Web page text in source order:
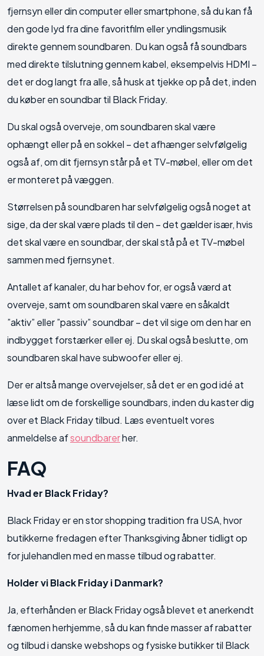
fjernsyn eller din computer eller smartphone, så du kan få
den gode lyd fra dine favoritfilm eller yndlingsmusik
direkte gennem soundbaren. Du kan også få soundbars
med direkte tilslutning gennem kabel, eksempelvis HDMI –
det er dog langt fra alle, så husk at tjekke op på det, inden
du køber en soundbar til Black Friday.
Du skal også overveje, om soundbaren skal være
ophængt eller på en sokkel – det afhænger selvfølgelig
også af, om dit fjernsyn står på et TV-møbel, eller om det
er monteret på væggen.
Størrelsen på soundbaren har selvfølgelig også noget at
sige, da der skal være plads til den – det gælder især, hvis
det skal være en soundbar, der skal stå på et TV-møbel
sammen med fjernsynet.
Antallet af kanaler, du har behov for, er også værd at
overveje, samt om soundbaren skal være en såkaldt
”aktiv” eller ”passiv” soundbar – det vil sige om den har en
indbygget forstærker eller ej. Du skal også beslutte, om
soundbaren skal have subwoofer eller ej.
Der er altså mange overvejelser, så det er en god idé at
læse lidt om de forskellige soundbars, inden du kaster dig
over et Black Friday tilbud. Læs eventuelt vores
anmeldelse afsoundbarerher.
FAQ
Hvad er Black Friday?
Black Friday er en stor shopping tradition fra USA, hvor
butikkerne fredagen efter Thanksgiving åbner tidligt op
for julehandlen med en masse tilbud og rabatter.
Holder vi Black Friday i Danmark?
Ja, efterhånden er Black Friday også blevet et anerkendt
fænomen herhjemme, så du kan finde masser af rabatter
og tilbud i danske webshops og fysiske butikker til Black